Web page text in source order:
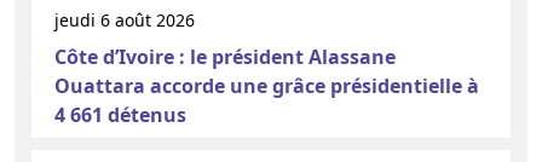
jeudi 6 août 2026
Côte d’Ivoire : le président Alassane
Ouattara accorde une grâce présidentielle à
4 661 détenus